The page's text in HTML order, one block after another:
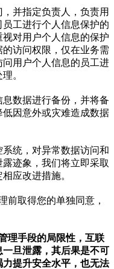
并指定负责人，负责用
工进行个人信息保护的
对用户个人信息的保护
访问权限，仅在业务需
用户个人信息的员工进
。
数据进行备份，并将备
因意外或灾难造成数据
系统，对异常数据访问和
迹象，我们将立即采取
应改进措施。
前取得您的单独同意，
理手段的局限性，互联
旦泄露，其后果是不可
提升安全水平，也无法